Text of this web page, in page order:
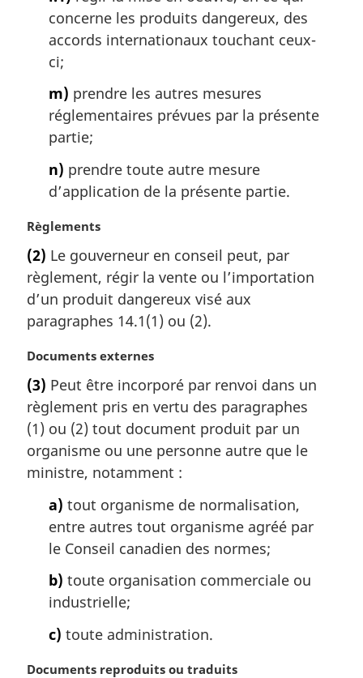
concerne les produits dangereux, des
accords internationaux touchant ceux-
ci;
m) prendre les autres mesures
réglementaires prévues par la présente
partie;
n) prendre toute autre mesure
d’application de la présente partie.
N
t
e
m
a
r
g
n
a
l
e
:
Règlements
(2) Le gouverneur en conseil peut, par
règlement, régir la vente ou l’importation
d’un produit dangereux visé aux
paragraphes 14.1(1) ou (2).
N
t
e
m
a
g
Documents externes
(3) Peut être incorporé par renvoi dans un
règlement pris en vertu des paragraphes
(1) ou (2) tout document produit par un
organisme ou une personne autre que le
ministre, notamment :
a) tout organisme de normalisation,
entre autres tout organisme agréé par
le Conseil canadien des normes;
b) toute organisation commerciale ou
industrielle;
c) toute administration.
N
Documents reproduits ou traduits